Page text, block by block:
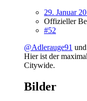
29. Januar
Offizieller
#52
@Adlerauge91
Hier ist der
Citywide.
Bilder